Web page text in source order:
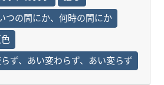
つの間にか、何時の間にか
ず、あい変わらず、あい変らず